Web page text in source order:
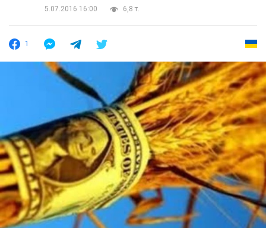
5.07.2016 16:00
6,8 т.
1